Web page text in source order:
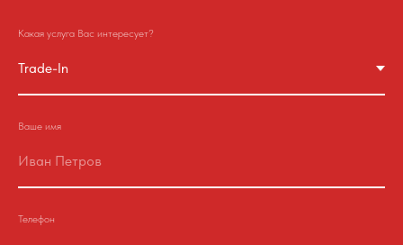
Какая услуга Вас интересует?
Ваше имя
Телефон